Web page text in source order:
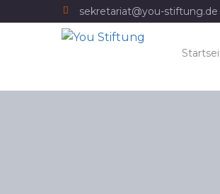
sekretariat@you-stiftung.de